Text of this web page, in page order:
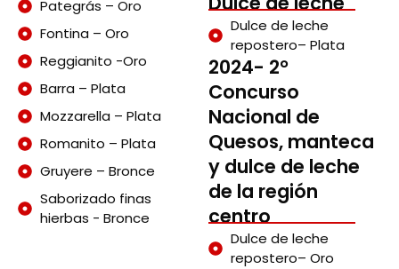
Pategrás – Oro
Fontina – Oro
Reggianito -Oro
Barra – Plata
Mozzarella – Plata
Romanito – Plata
Gruyere – Bronce
Saborizado finas
hierbas - Bronce
Dulce de leche
repostero– Plata
2024- 2°
Concurso
Nacional de
Quesos, manteca
y dulce de leche
de la región
centro
Dulce de leche
repostero– Oro